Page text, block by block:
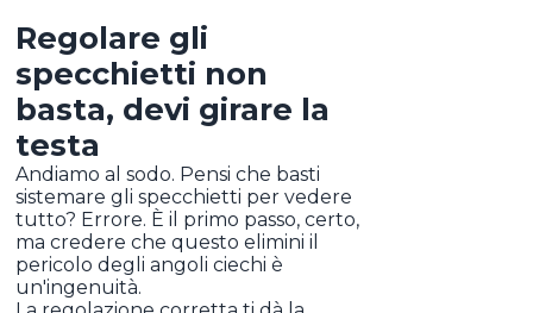
Regolare gli
specchietti non
basta, devi girare la
testa
Andiamo al sodo. Pensi che basti
sistemare gli specchietti per vedere
tutto? Errore. È il primo passo, certo,
ma credere che questo elimini il
pericolo degli angoli ciechi è
un'ingenuità.